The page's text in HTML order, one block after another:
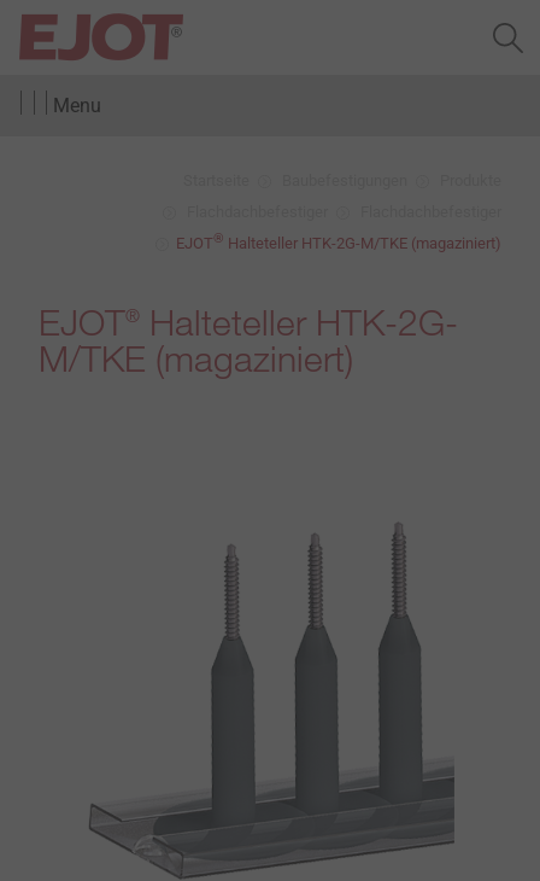
Menu
EJOT® Halteteller HTK-2G-M/TKE (magaziniert)
EJOT® Halteteller HTK-2G-
M/TKE (magaziniert)